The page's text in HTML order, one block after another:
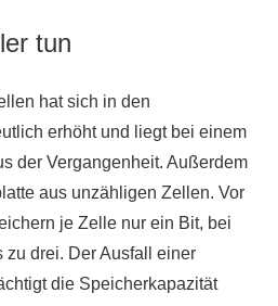
tun
hat sich in den
erhöht und liegt bei einem
der Vergangenheit. Außerdem
aus unzähligen Zellen. Vor
je Zelle nur ein Bit, bei
drei. Der Ausfall einer
die Speicherkapazität